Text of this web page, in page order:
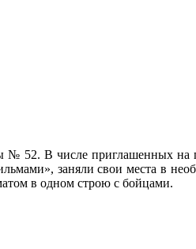
№ 52. В числе приглашенных
заняли свои места в
в одном строю с бойцами.